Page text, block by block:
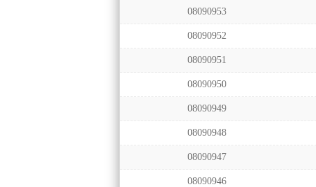
08090953
08090952
08090951
08090950
08090949
08090948
08090947
08090946